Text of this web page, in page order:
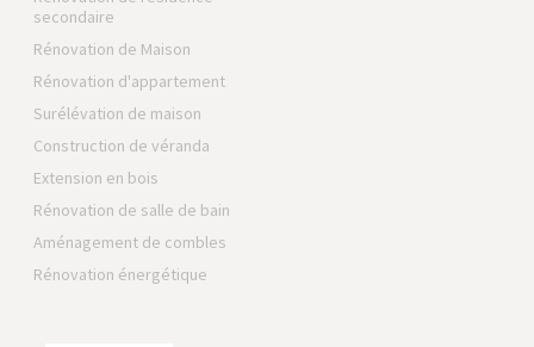
secondaire
Rénovation de Maison
Rénovation d'appartement
Surélévation de maison
Construction de véranda
Extension en bois
Rénovation de salle de bain
Aménagement de combles
Rénovation énergétique